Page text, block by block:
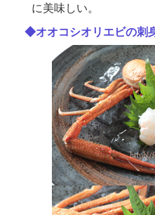
に美味しい。
◆オオコシオリエビの刺